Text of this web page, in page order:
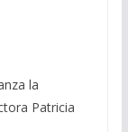
la
Patricia